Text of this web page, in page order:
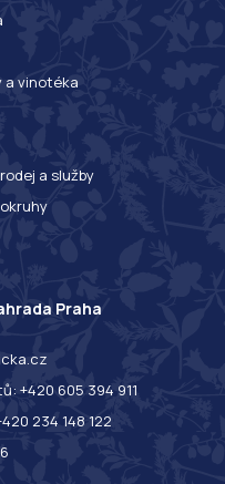
a vinotéka
a služby
Praha
+420 605 394 911
234 148 122